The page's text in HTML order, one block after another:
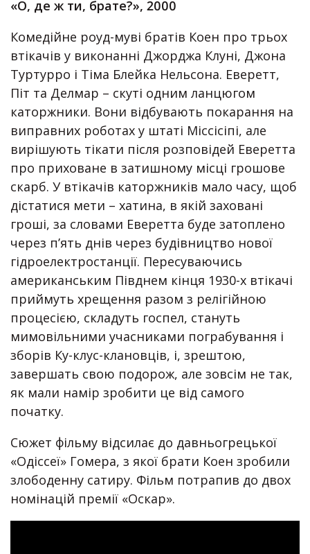
«О, де ж ти, брате?», 2000
Комедійне роуд-муві братів Коен про трьох
втікачів у виконанні Джорджа Клуні, Джона
Туртурро і Тіма Блейка Нельсона. Еверетт,
Піт та Делмар – скуті одним ланцюгом
каторжники. Вони відбувають покарання на
виправних роботах у штаті Міссісіпі, але
вирішують тікати після розповідей Еверетта
про приховане в затишному місці грошове
скарб. У втікачів каторжників мало часу, щоб
дістатися мети – хатина, в якій заховані
гроші, за словами Еверетта буде затоплено
через п’ять днів через будівництво нової
гідроелектростанції. Пересуваючись
американським Півднем кінця 1930-х втікачі
приймуть хрещення разом з релігійною
процесією, складуть госпел, стануть
мимовільними учасниками пограбування і
зборів Ку-клус-клановців, і, зрештою,
завершать свою подорож, але зовсім не так,
як мали намір зробити це від самого
початку.
Сюжет фільму відсилає до давньогрецької
«Одіссеї» Гомера, з якої брати Коен зробили
злободенну сатиру. Фільм потрапив до двох
номінацій премії «Оскар».